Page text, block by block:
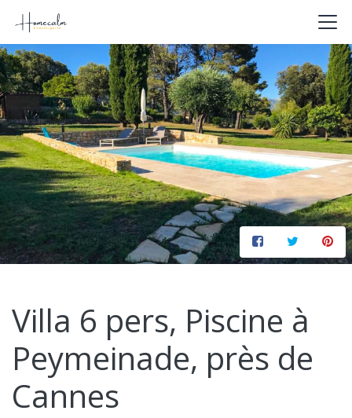
Villa 6 pers, Piscine à
Peymeinade, près de
Cannes